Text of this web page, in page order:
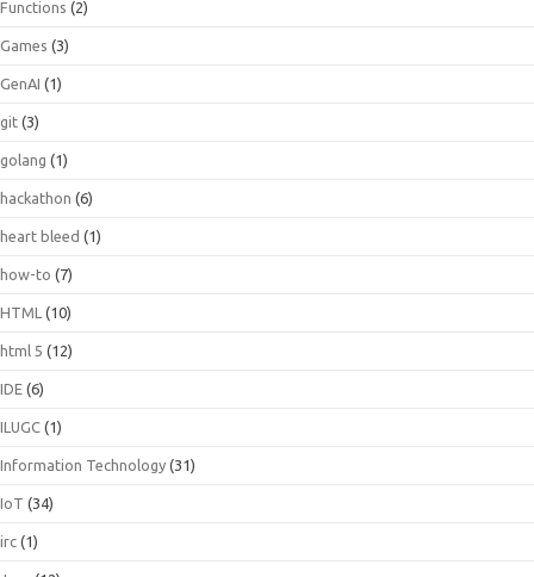
Functions (2)
Games (3)
GenAI (1)
git (3)
golang (1)
hackathon (6)
heart bleed (1)
how-to (7)
HTML (10)
html 5 (12)
IDE (6)
ILUGC (1)
Information Technology (31)
IoT (34)
irc (1)